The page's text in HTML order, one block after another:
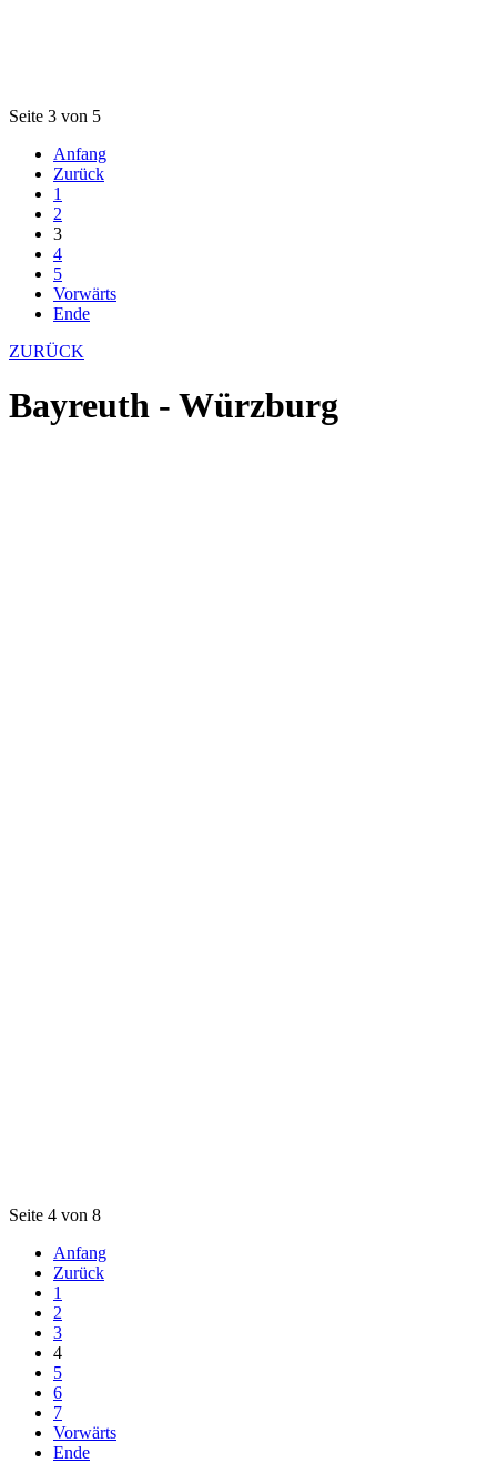
Seite 3 von 5
Anfang
Zurück
1
2
3
4
5
Vorwärts
Ende
ZURÜCK
Bayreuth - Würzburg
Seite 4 von 8
Anfang
Zurück
1
2
3
4
5
6
7
Vorwärts
Ende